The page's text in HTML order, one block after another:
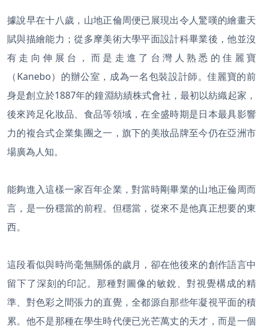
據說早在十八歲，山地正倫周便已展現出令人驚嘆的繪畫天
賦與描繪能力；從多摩美術大學平面設計科畢業後，他並沒
有走向伸展台，而是走進了台灣人熟悉的佳麗寶
（Kanebo）的辦公室，成為一名包裝設計師。佳麗寶的前
身是創立於1887年的鐘淵紡績株式會社，最初以紡織起家，
後來跨足化妝品、食品等領域，在全盛時期是日本最具影響
力的複合式企業集團之一，旗下的美妝品牌至今仍在亞洲市
場廣為人知。
能夠進入這樣一家百年企業，對當時剛畢業的山地正倫周而
言，是一份穩當的前程。但穩當，從來不是他真正想要的東
西。
這段看似與時尚毫無關係的歲月，卻在他後來的創作語言中
留下了深刻的印記。那種對圖像的敏銳、對視覺構成的精
準、對色彩之間張力的直覺，全都源自那些年凝視平面的積
累。他不是那種在學生時代便已光芒萬丈的天才，而是一個